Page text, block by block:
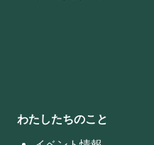
わたしたちのこと